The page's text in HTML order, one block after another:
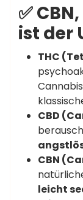
✅
ist der
THC
CBD
CBN
leicht